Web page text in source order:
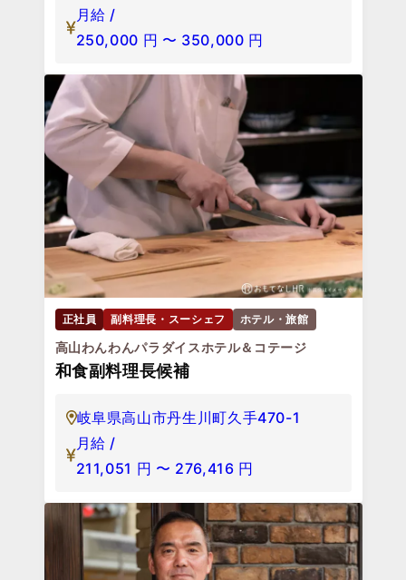
月給 /
250,000 円 〜 350,000 円
正社員 副料理長・スーシェフ ホテル・旅館
高山わんわんパラダイスホテル＆コテージ
和食副料理長候補
岐阜県高山市丹生川町久手470-1
月給 /
211,051 円 〜 276,416 円